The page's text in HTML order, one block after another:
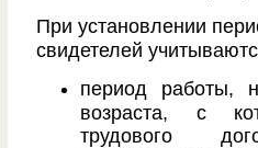
При установлении
свидетелей
период работы,
возраста, с
трудового